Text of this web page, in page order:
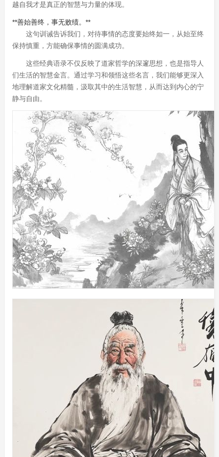
越自我才是真正的智慧与力量的体现。
**善始善终，事无败绩。**
这句训诫告诉我们，对待事情的态度要始终如一，从始至终
保持慎重，方能确保事情的圆满成功。
这些经典语录不仅反映了道家哲学的深邃思想，也是指导人
们生活的智慧金言。通过学习和领悟这些名言，我们能够更深入
地理解道家文化精髓，汲取其中的生活智慧，从而达到内心的宁
静与自由。